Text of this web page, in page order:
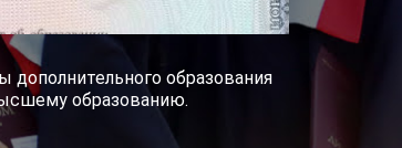
образования
образованию.